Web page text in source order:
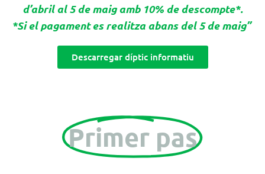
d’abril al 5 de maig amb 10% de descompte*.
*Si el pagament es realitza abans del 5 de maig”
Descarregar díptic informatiu
Primer pas